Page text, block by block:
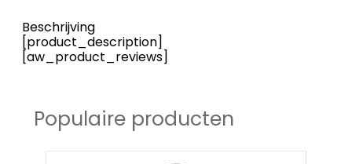
Beschrijving
[product_description]
[aw_product_reviews]
Populaire producten